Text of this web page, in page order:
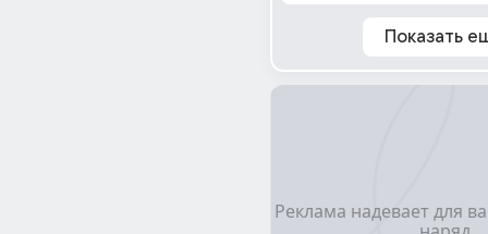
Показать